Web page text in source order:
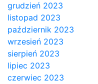
grudzień 2023
listopad 2023
październik 2023
wrzesień 2023
sierpień 2023
lipiec 2023
czerwiec 2023